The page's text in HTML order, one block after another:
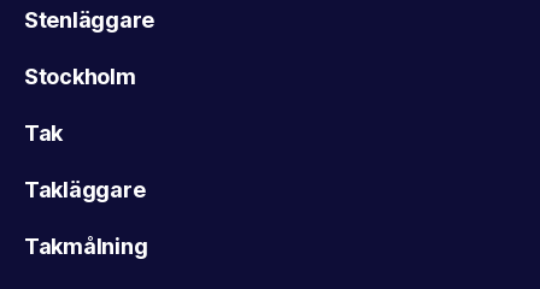
Stenläggare
Stockholm
Tak
Takläggare
Takmålning